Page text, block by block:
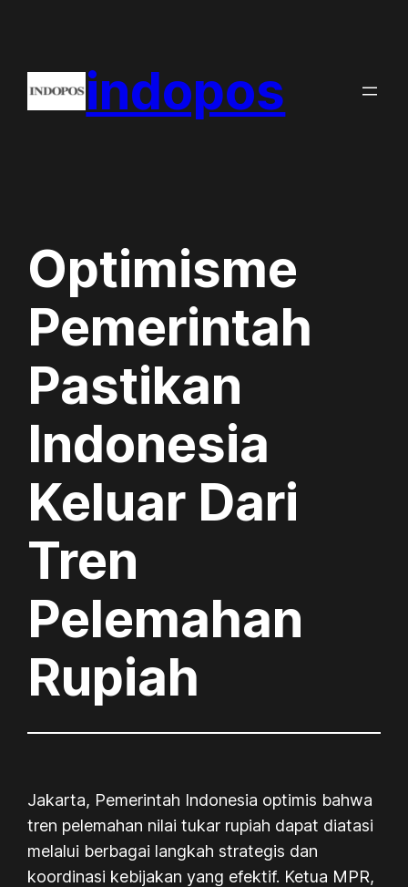
content
indopos
Optimisme
Pemerintah
Pastikan
Indonesia
Keluar Dari
Tren
Pelemahan
Rupiah
Jakarta, Pemerintah Indonesia optimis bahwa
tren pelemahan nilai tukar rupiah dapat diatasi
melalui berbagai langkah strategis dan
koordinasi kebijakan yang efektif. Ketua MPR,